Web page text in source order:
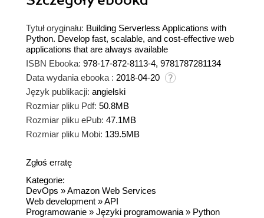
Tytuł oryginału: Building Serverless Applications with
Python. Develop fast, scalable, and cost-effective web
applications that are always available
ISBN Ebooka: 978-17-872-8113-4, 9781787281134
Data wydania ebooka : 2018-04-20
Język publikacji: angielski
Rozmiar pliku Pdf: 50.8MB
Rozmiar pliku ePub: 47.1MB
Rozmiar pliku Mobi: 139.5MB
Zgłoś erratę
Kategorie:
DevOps »Amazon Web Services
Web development »API
Programowanie » Języki programowania » Python